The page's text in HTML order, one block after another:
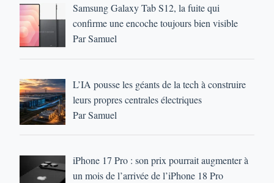
Samsung Galaxy Tab S12, la fuite qui
confirme une encoche toujours bien visible
Par Samuel
L’IA pousse les géants de la tech à construire
leurs propres centrales électriques
Par Samuel
iPhone 17 Pro : son prix pourrait augmenter à
un mois de l’arrivée de l’iPhone 18 Pro